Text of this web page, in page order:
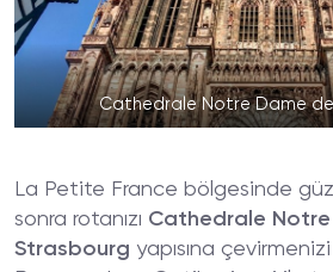
Cathedrale Notre Dame
La Petite France bölgesinde
sonra rotanızı Cathedrale
Strasbourg yapısına